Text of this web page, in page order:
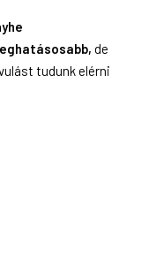
de
tudunk elérni